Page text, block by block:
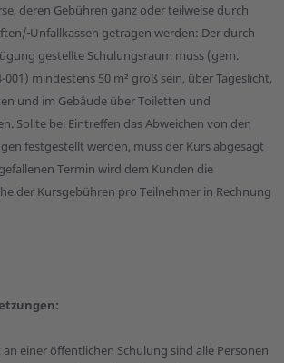
deren Gebühren ganz oder teilweise durch
Unfall­kassen getragen werden: Der durch
gestellte Schulungsraum muss (gem.
001) mindestens 50 m² groß sein, über Tageslicht,
und im Gebäude über Toiletten und
Sollte bei Eintreffen das Abweichen von den
festgestellt werden, muss der Kurs abgesagt
Termin wird dem Kunden die
der Kursgebühren pro Teilnehmer in Rechnung
einer öffentlichen Schulung sind alle Personen